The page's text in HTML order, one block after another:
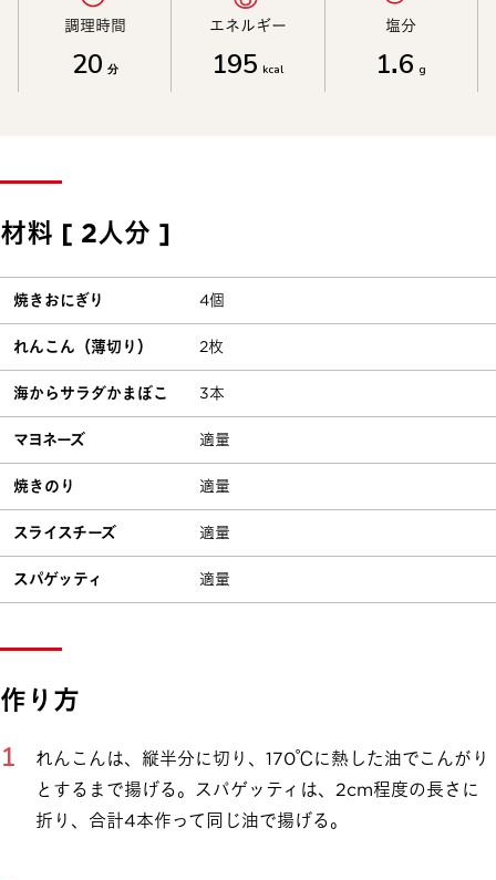
調理時間​
20 分
エネルギー​
195 kcal
塩分​
1.6 g
材料 [ 2人分 ]
焼きおにぎり 4個
れんこん（薄切り） 2枚
海からサラダかまぼこ 3本
マヨネーズ 適量
焼きのり 適量
スライスチーズ 適量
スパゲッティ 適量
作り方
れんこんは、縦半分に切り、170℃に熱した油でこんがり
とするまで揚げる。スパゲッティは、2cm程度の長さに
折り、合計4本作って同じ油で揚げる。